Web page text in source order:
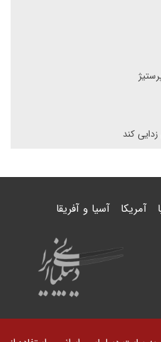
کند
آمریکا آسیا و آفریقا